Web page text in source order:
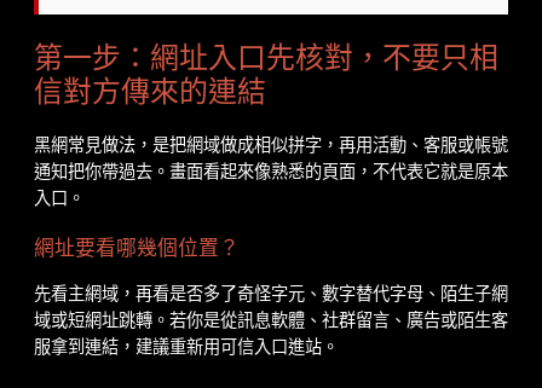
第一步：網址入口先核對，不要只相
信對方傳來的連結
黑網常見做法，是把網域做成相似拼字，再用活動、客服或帳號
通知把你帶過去。畫面看起來像熟悉的頁面，不代表它就是原本
入口。
網址要看哪幾個位置？
先看主網域，再看是否多了奇怪字元、數字替代字母、陌生子網
域或短網址跳轉。若你是從訊息軟體、社群留言、廣告或陌生客
服拿到連結，建議重新用可信入口進站。